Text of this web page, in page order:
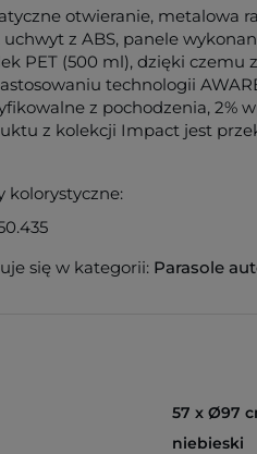
otwieranie, metalowa
uchwyt z ABS, panele
PET (500 ml), dzięki czemu
technologii
z pochodzenia, 2%
z kolekcji Impact jest
kolorystyczne:
się w kategorii: Parasole
57 x Ø97
niebieski